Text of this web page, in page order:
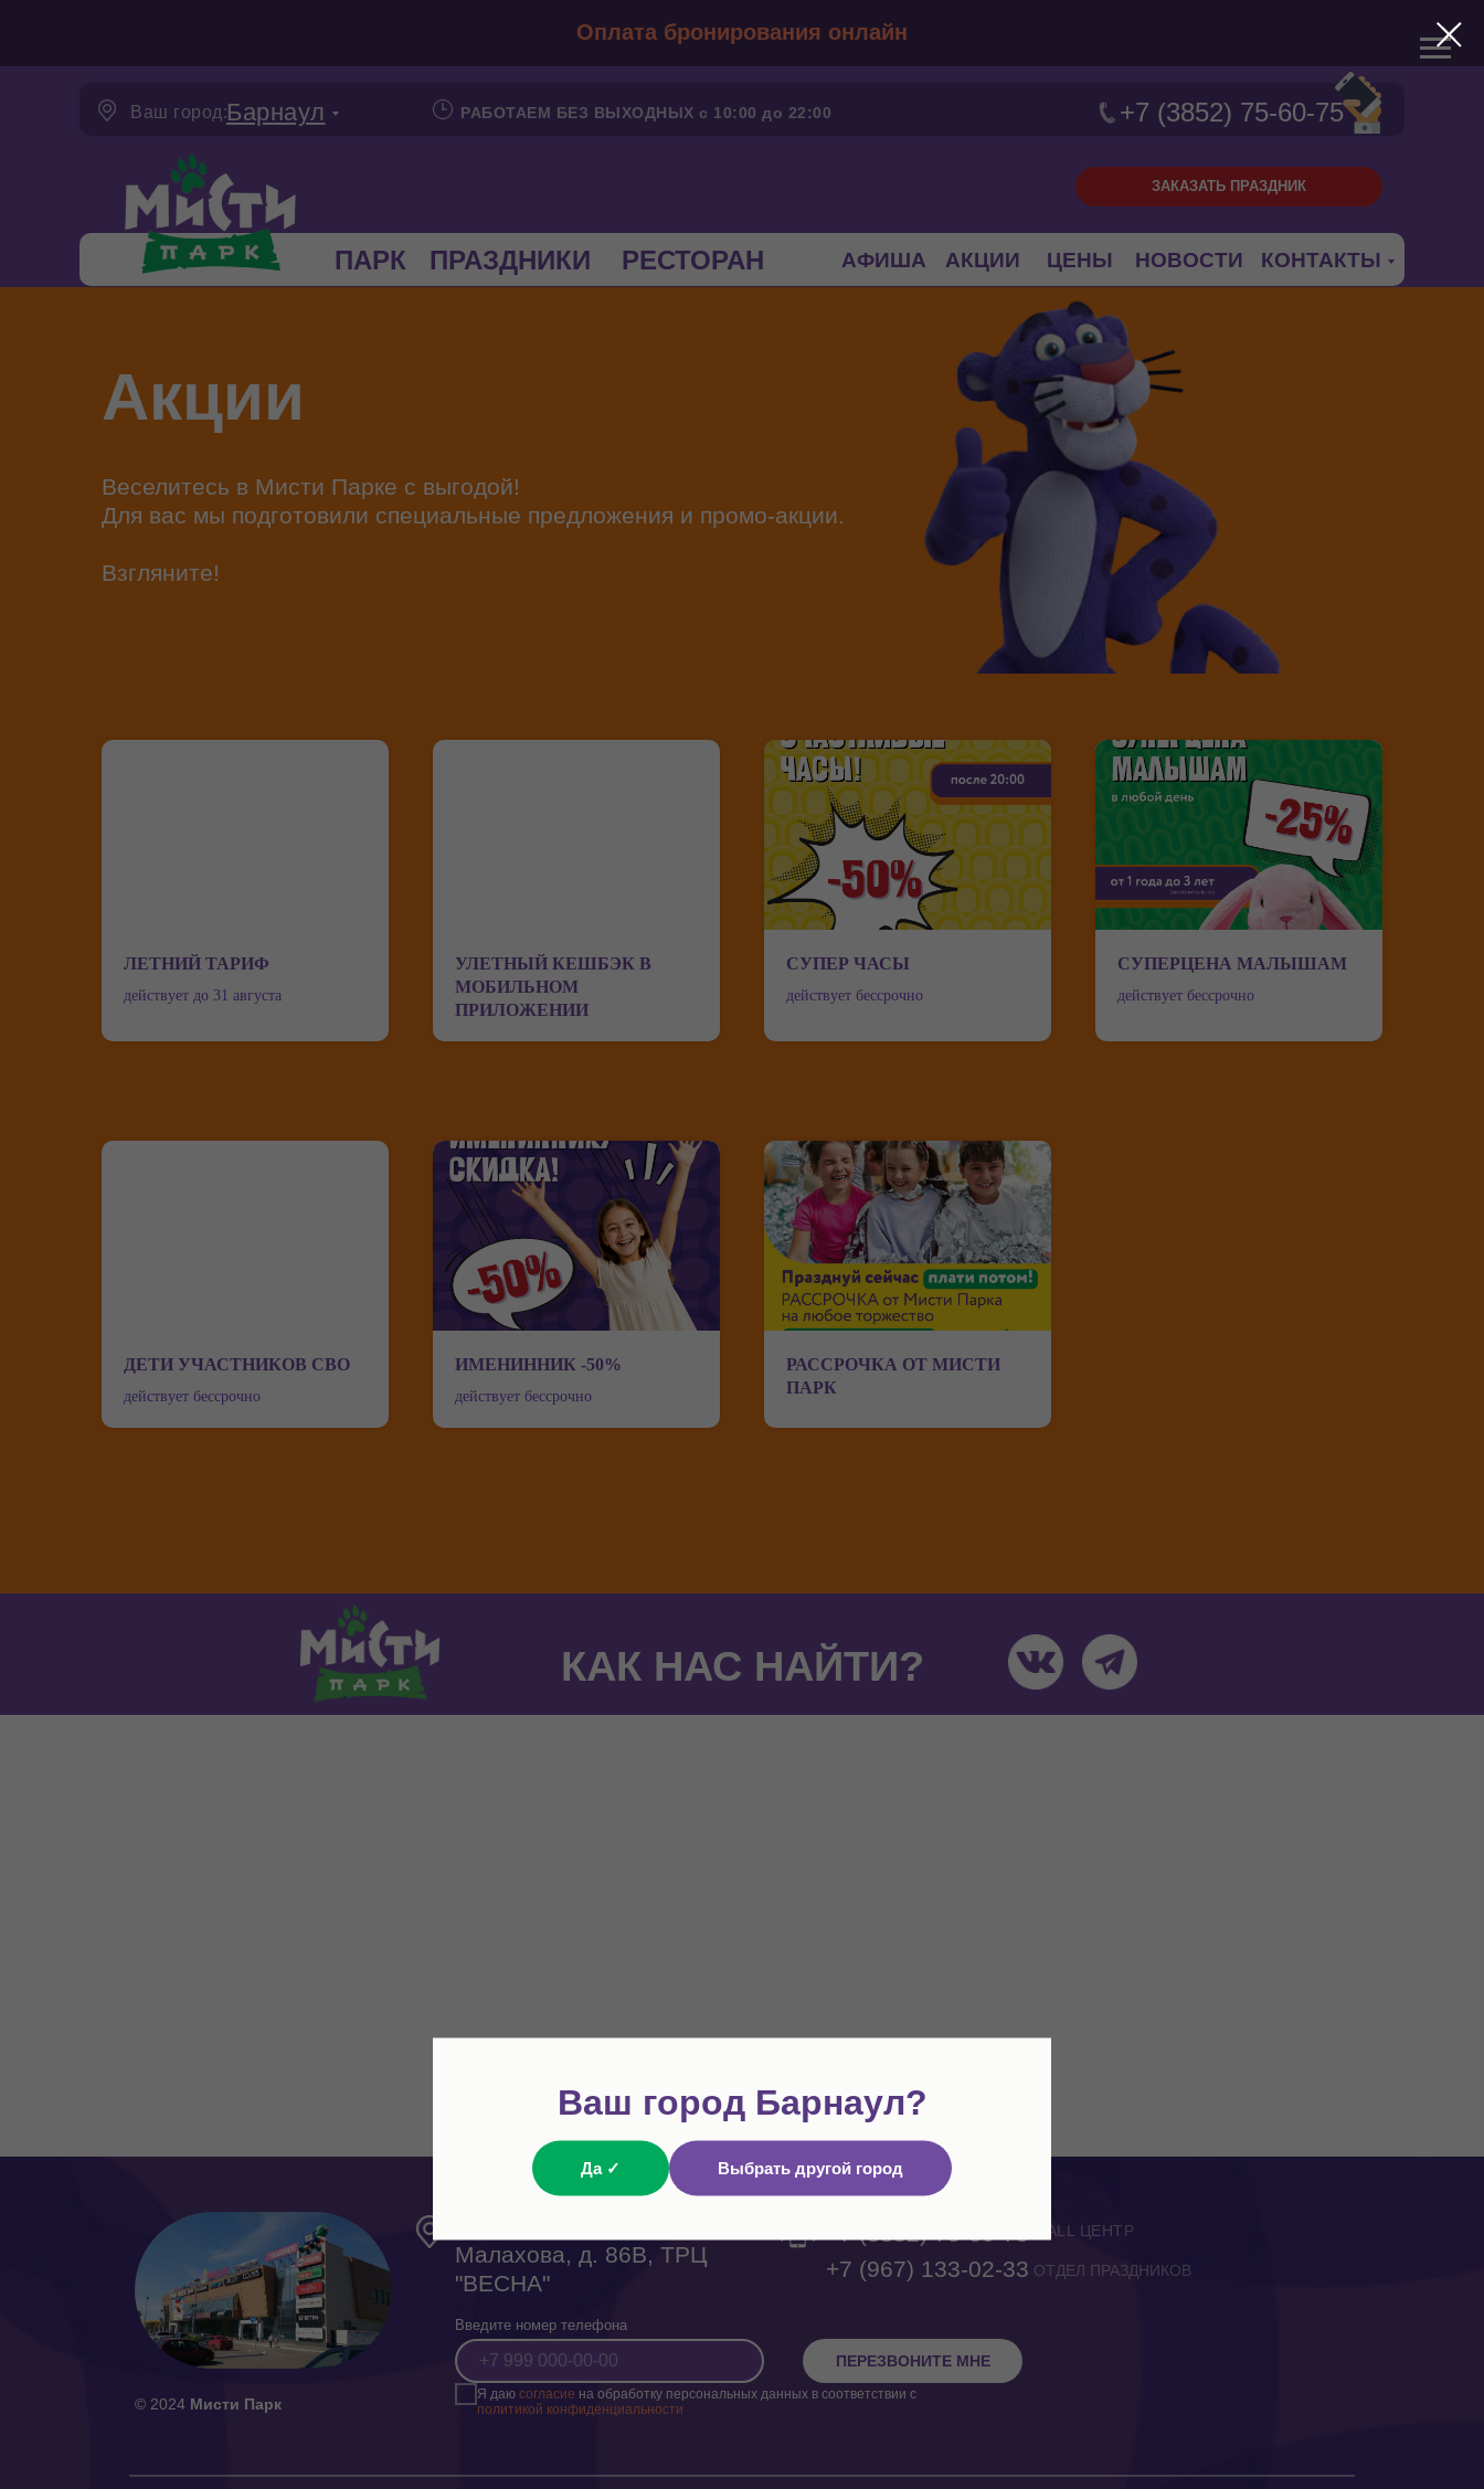
Оплата бронирования онлайн
Ваш город Барнаул?
Да ✓ Выбрать другой город
РАБОТАЕМ БЕЗ ВЫХОДНЫХ с 10:00 до 22:00
Ваш город:Барнаул
ПАРК ПРАЗДНИКИ РЕСТОРАН ЦЕНЫ КОНТАКТЫ
АФИША АКЦИИ
+7 (3852) 75-60-75
ЗАКАЗАТЬ ПРАЗДНИК
НОВОСТИ
Акции
Веселитесь в Мисти Парке с выгодой!
Для вас мы подготовили специальные предложения и промо-акции.
Взгляните!
ЛЕТНИЙ ТАРИФ
действует до 31 августа
УЛЕТНЫЙ КЕШБЭК В
МОБИЛЬНОМ
ПРИЛОЖЕНИИ
СУПЕР ЧАСЫ
действует бессрочно
СУПЕРЦЕНА МАЛЫШАМ
действует бессрочно
ДЕТИ УЧАСТНИКОВ СВО
действует бессрочно
ИМЕНИННИК -50%
действует бессрочно
РАССРОЧКА ОТ МИСТИ
ПАРК
КАК НАС НАЙТИ?
Малахова, д. 86В, ТРЦ
"ВЕСНА"
Введите номер телефона
Я даю согласие на обработку персональных данных в соответствии с
политикой конфиденциальности
ПЕРЕЗВОНИТЕ МНЕ
+7 (3852) 75-60-75
+7 (967) 133-02-33 ОТДЕЛ ПРАЗДНИКОВ
CALL ЦЕНТР
© 2024 Мисти Парк